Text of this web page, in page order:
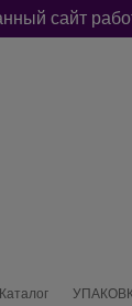
сайт
Каталог